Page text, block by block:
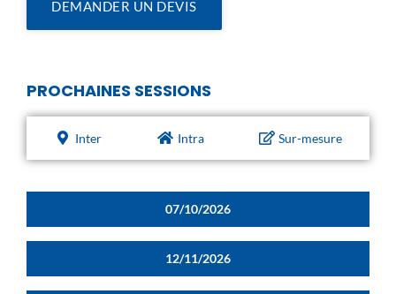
DEMANDER UN DEVIS
PROCHAINES SESSIONS
Inter Intra Sur-mesure
07/10/2026
12/11/2026